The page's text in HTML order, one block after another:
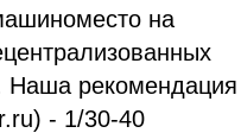
на
Наша рекомендация
- 1/30-40